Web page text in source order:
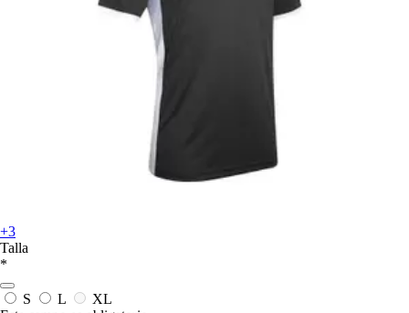
+3
Talla
*
S L
XL